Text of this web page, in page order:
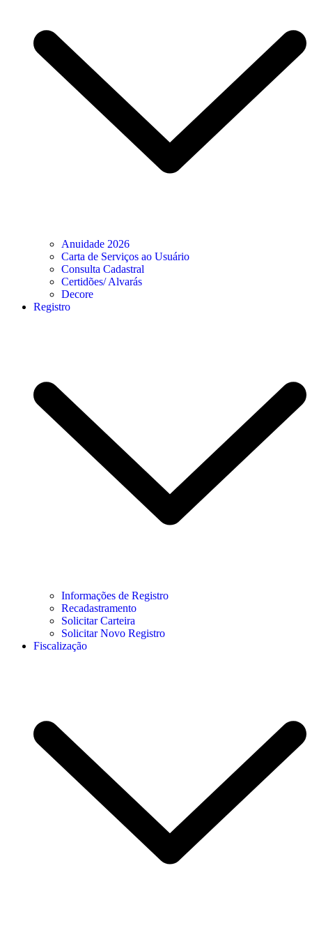
Anuidade 2026
Carta de Serviços ao Usuário
Consulta Cadastral
Certidões/ Alvarás
Decore
Registro
Informações de Registro
Recadastramento
Solicitar Carteira
Solicitar Novo Registro
Fiscalização